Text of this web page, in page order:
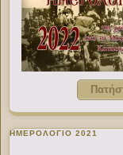
ΗΜΕΡΟΛΟΓΙΟ 2021